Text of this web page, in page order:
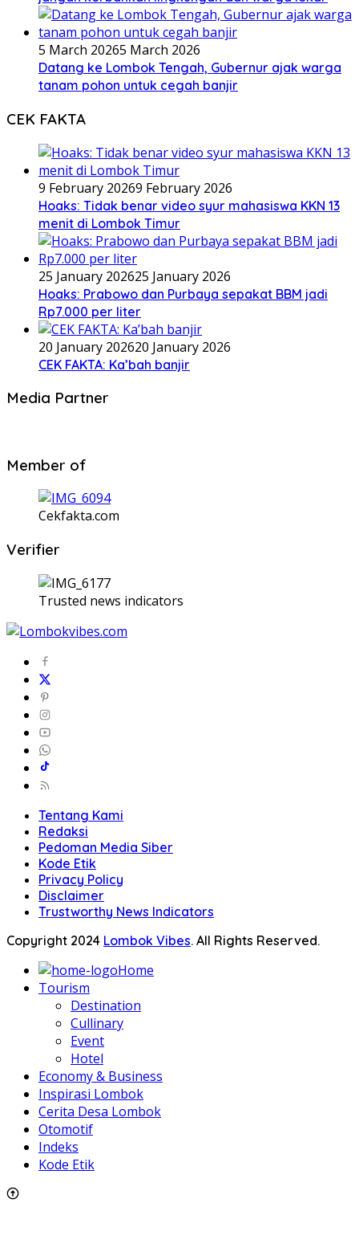
5 March 20265 March 2026
Datang ke Lombok Tengah, Gubernur ajak warga
tanam pohon untuk cegah banjir
CEK FAKTA
9 February 20269 February 2026
Hoaks: Tidak benar video syur mahasiswa KKN 13
menit di Lombok Timur
25 January 202625 January 2026
Hoaks: Prabowo dan Purbaya sepakat BBM jadi
Rp7.000 per liter
20 January 202620 January 2026
CEK FAKTA: Ka’bah banjir
Media Partner
Member of
Cekfakta.com
Verifier
Trusted news indicators
Tentang Kami
Redaksi
Pedoman Media Siber
Kode Etik
Privacy Policy
Disclaimer
Trustworthy News Indicators
Copyright 2024 Lombok Vibes. All Rights Reserved.
Home
Tourism
Destination
Cullinary
Event
Hotel
Economy & Business
Inspirasi Lombok
Cerita Desa Lombok
Otomotif
Indeks
Kode Etik